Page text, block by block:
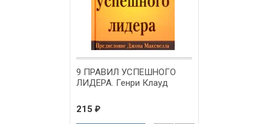
9 ПРАВИЛ УСПЕШНОГО
ЛИДЕРА. Генри Клауд
215 ₽